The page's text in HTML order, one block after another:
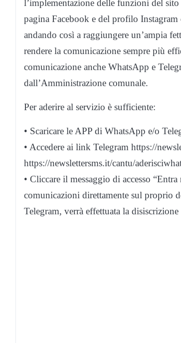
l’implementazione delle funzioni del
pagina Facebook e del profilo
andando così a raggiungere un’ampia
rendere la comunicazione sempre più
comunicazione anche WhatsApp e
dall’Amministrazione comunale.
Per aderire al servizio è sufficiente:
• Scaricare le APP di WhatsApp e/o
• Accedere ai link Telegram https://
https://newslettersms.it/cantu/
• Cliccare il messaggio di accesso
comunicazioni direttamente sul proprio
Telegram, verrà effettuata la